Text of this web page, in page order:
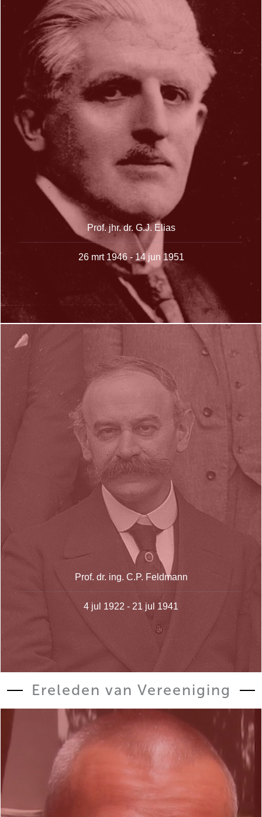
Prof. jhr. dr. G.J. Elias
26 mrt 1946 - 14 jun 1951
Prof. dr. ing. C.P. Feldmann
4 jul 1922 - 21 jul 1941
Ereleden van Vereeniging